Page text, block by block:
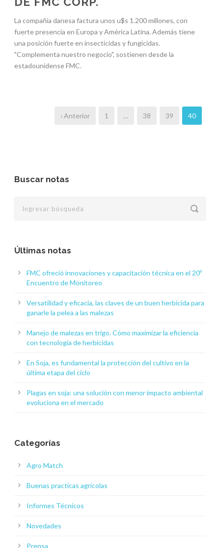
La compañía danesa factura unos u$s 1.200 millones, con
fuerte presencia en Europa y América Latina. Además tiene
una posición fuerte en insecticidas y fungicidas.
"Complementa nuestro negocio", sostienen desde la
estadounidense FMC.
‹ Anterior 1 … 38 39 40
Buscar notas
Últimas notas
FMC ofreció innovaciones y capacitación técnica en el 20º
Encuentro de Monitoreo
Versatilidad y eficacia, las claves de un buen herbicida para
ganarle la pelea a las malezas
Manejo de malezas en trigo. Cómo maximizar la eficiencia
con tecnología de herbicidas
En Soja, es fundamental la protección del cultivo en la
última etapa del ciclo
Plagas en soja: una solución con menor impacto ambiental
evoluciona en el mercado
Categorías
Agro Match
Buenas practicas agricolas
Informes Técnicos
Novedades
Prensa